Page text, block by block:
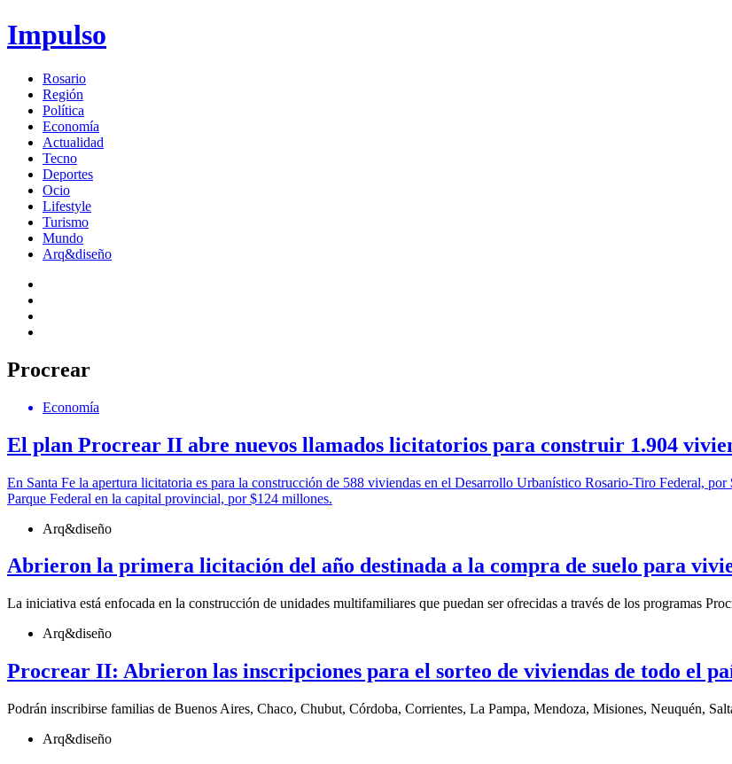
Impulso
Rosario
Región
Política
Economía
Actualidad
Tecno
Deportes
Ocio
Lifestyle
Turismo
Mundo
Arq&diseño
Procrear
Economía
El plan Procrear II abre nuevos llamados licitatorios para construir 1.904
En Santa Fe la apertura licitatoria es para la construcción de 588 viviendas en el Desarrollo Urbanístico Rosario-Tiro Federal,
Parque Federal en la capital provincial, por $124 millones.
Arq&diseño
Abrieron la primera licitación del año destinada a la compra de suelo para
La iniciativa está enfocada en la construcción de unidades multifamiliares que puedan ser ofrecidas a través de los programas
Arq&diseño
Procrear II: Abrieron las inscripciones para el sorteo de viviendas de todo el
Podrán inscribirse familias de Buenos Aires, Chaco, Chubut, Córdoba, Corrientes, La Pampa, Mendoza, Misiones, Neuquén,
Arq&diseño